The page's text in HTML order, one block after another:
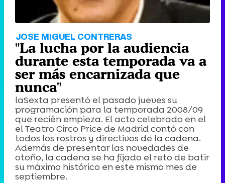
JOSE MIGUEL CONTRERAS
"La lucha por la audiencia
durante esta temporada va a
ser más encarnizada que
nunca"
laSexta presentó el pasado jueves su
programación para la temporada 2008/09
que recién empieza. El acto celebrado en el
el Teatro Circo Price de Madrid contó con
todos los rostros y directivos de la cadena.
Además de presentar las novedades de
otoño, la cadena se ha fijado el reto de batir
su máximo histórico en este mismo mes de
septiembre.